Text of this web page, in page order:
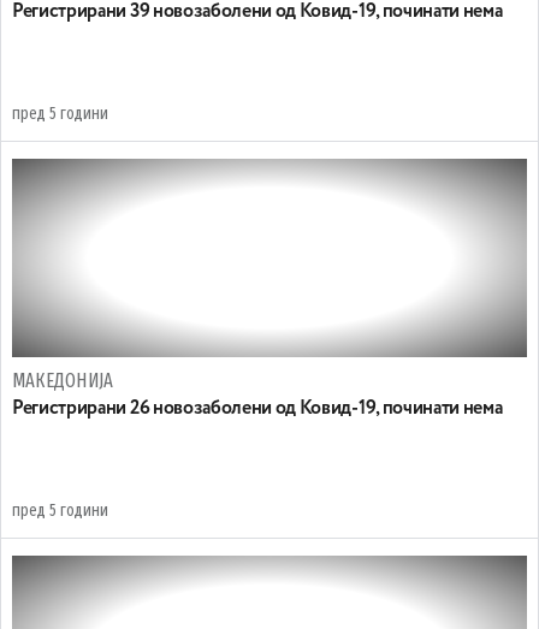
Регистрирани 39 новозаболени од Ковид-19, починати нема
пред 5 години
МАКЕДОНИЈА
Регистрирани 26 новозаболени од Ковид-19, починати нема
пред 5 години